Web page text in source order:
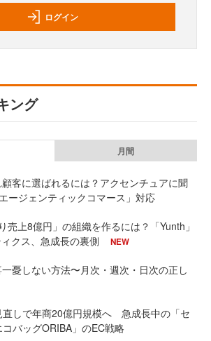
ログイン
ング
月間
客に選ばれるには？アクセンチュアに聞
ージェンティックコマース」対応
売上8億円」の組織を作るには？「Yunth」
クス、急成長の裏側
NEW
憂しない方法〜月次・週次・日次の正し
直しで年商20億円規模へ 急成長中の「セ
バッグORIBA」のEC戦略